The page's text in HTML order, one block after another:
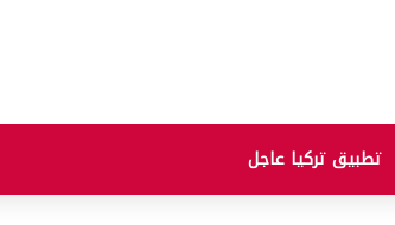
تطبيق تركيا عاجل